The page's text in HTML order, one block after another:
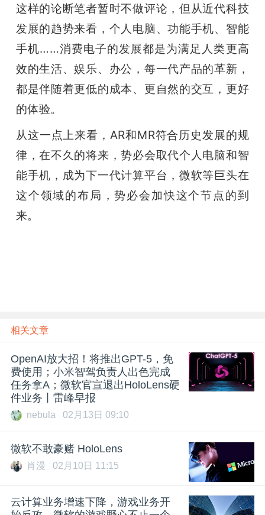
这样的论断笔者暂时不做评论，但从近代科技
发展的趋势来看，个人电脑、功能手机、智能
手机……消费电子的发展都是为满足人类更高
效的生活、娱乐、办公，每一代产品的革新，
都是伴随着更低的成本、更自然的交互，更好
的体验。
从这一点上来看，AR和MR符合历史发展的规
律，在不久的将来，势必会取代个人电脑和智
能手机，成为下一代计算平台，微软等巨头在
这个领域的布局，势必会加快这个节点的到
来。
相关文章
OpenAI放大招！将推出GPT-5，免
费使用；小米智驾负责人出色完成
任务拿A；微软官宣退出HoloLens硬
件业务丨雷峰早报
nebula 02月13日 09:10
微软不敢豪赌 HoloLens
肖漫 02月10日 11:15
云计算业务增速下降，游戏业务开